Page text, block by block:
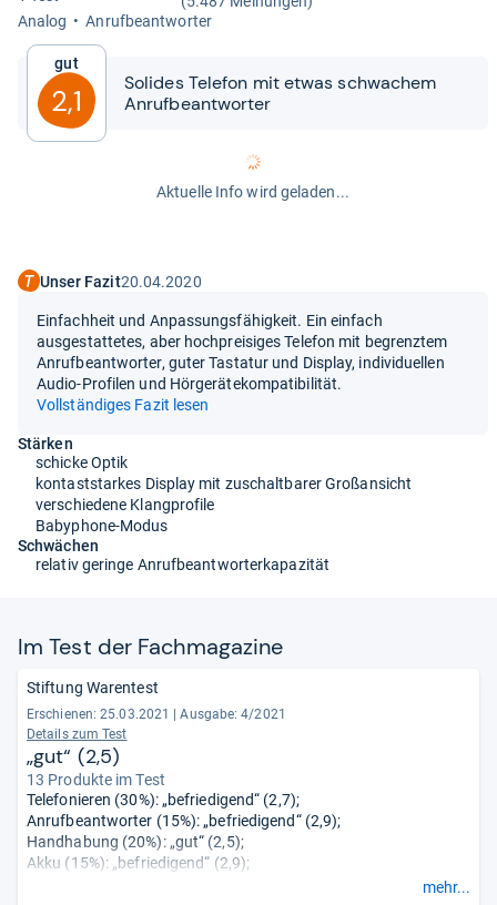
Ana­log
Anruf­be­ant­wor­ter
Gut
2,1
Soli­des Tele­fon mit etwas schwa­chem
Anruf­be­ant­wor­ter
Aktuelle Info wird geladen...
Unser Fazit20.04.2020
Einfachheit und Anpassungsfähigkeit. Ein einfach
ausgestattetes, aber hochpreisiges Telefon mit begrenztem
Anrufbeantworter, guter Tastatur und Display, individuellen
Audio-Profilen und Hörgerätekompatibilität.
Vollständiges Fazit lesen
Stärken
schicke Optik
kontaststarkes Display mit zuschaltbarer Großansicht
verschiedene Klangprofile
Babyphone-Modus
Schwächen
relativ geringe Anrufbeantworterkapazität
Im Test der Fach­ma­ga­zine
Stiftung Warentest
Erschienen: 25.03.2021 | Ausgabe: 4/2021
Details zum Test
„gut“ (2,5)
13 Produkte im Test
Telefonieren (30%): „befriedigend“ (2,7);
Anrufbeantworter (15%): „befriedigend“ (2,9);
Handhabung (20%): „gut“ (2,5);
Akku (15%): „befriedigend“ (2,9);
mehr...